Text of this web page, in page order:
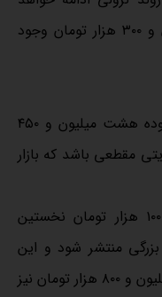
داشت و امکان افت تا هشت میلیون و ۳۰۰ هزار تومان وجود
او افزود: «پیشتر گفته بودیم که محدوده هشت میلیون و ۴۵۰
مقطعی باشد که بازار
دیبا ادامه داد: «سطح ۹ میلیون و ۱۰۰ هزار تومان نخستین
منتشر شود و این
سطح شکسته شود، امکان رشد تا ۹ میلیون و ۸۰۰ هزار تومان نیز